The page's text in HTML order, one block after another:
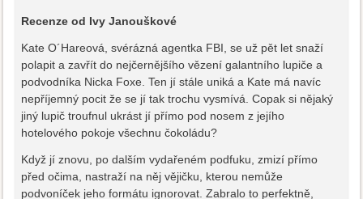
Recenze od Ivy Janouškové
Kate O´Hareová, svérázná agentka FBI, se už pět let snaží
polapit a zavřít do nejčernějšího vězení galantního lupiče a
podvodníka Nicka Foxe. Ten jí stále uniká a Kate má navíc
nepříjemný pocit že se jí tak trochu vysmívá. Copak si nějaký
jiný lupič troufnul ukrást jí přímo pod nosem z jejího
hotelového pokoje všechnu čokoládu?
Když jí znovu, po dalším vydařeném podfuku, zmizí přímo
před očima, nastraží na něj vějičku, kterou nemůže
podvoníček jeho formátu ignorovat. Zabralo to perfektně,